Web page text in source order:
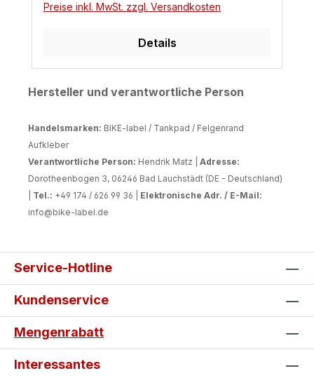
Preise inkl. MwSt. zzgl. Versandkosten
Details
Hersteller und verantwortliche Person
Handelsmarken: BIKE-label / Tankpad / Felgenrand
Aufkleber
Verantwortliche Person: Hendrik Matz | Adresse:
Dorotheenbogen 3, 06246 Bad Lauchstädt (DE - Deutschland)
Tel.: +49 174 / 626 99 36 | Elektronische Adr. / E-Mail:
info@bike-label.de
Service-Hotline
Kundenservice
Mengenrabatt
Interessantes